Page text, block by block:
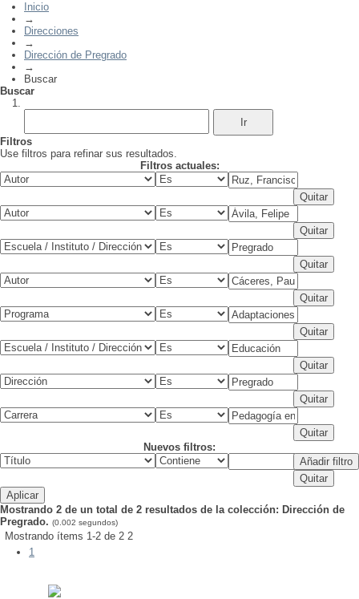
Inicio
→
Direcciones
→
Dirección de Pregrado
→
Buscar
Buscar
Filtros
Use filtros para refinar sus resultados.
Filtros actuales:
Nuevos filtros:
Mostrando 2 de un total de 2 resultados de la colección: Dirección de
Pregrado. (0.002 segundos)
Mostrando ítems 1-2 de 2 2
1